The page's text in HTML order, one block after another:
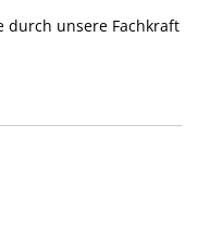
durch unsere Fachkraft